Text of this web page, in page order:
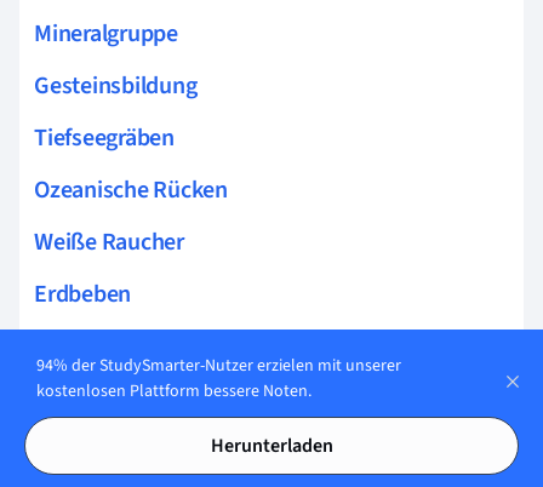
Mineralgruppe
Gesteinsbildung
Tiefseegräben
Ozeanische Rücken
Weiße Raucher
Erdbeben
Seismologie
94% der StudySmarter-Nutzer erzielen mit unserer
kostenlosen Plattform bessere Noten.
Herunterladen